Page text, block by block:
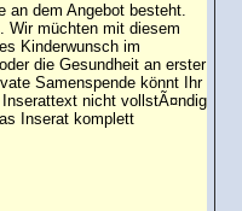
an dem Angebot besteht.
Wir müchten mit diesem
Kinderwunsch im
die Gesundheit an erster
Samenspende könnt Ihr
nicht vollstÃ¤ndig
Inserat komplett